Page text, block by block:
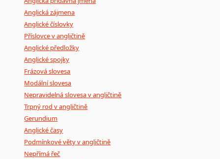
Anglická zájmena
Anglické číslovky
Příslovce v angličtině
Anglické předložky
Anglické spojky
Frázová slovesa
Modální slovesa
Nepravidelná slovesa v angličtině
Trpný rod v angličtině
Gerundium
Anglické časy
Podmínkové věty v angličtině
Nepřímá řeč